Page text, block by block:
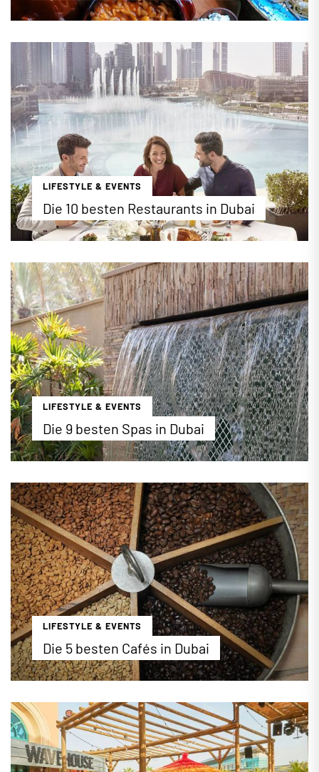
Das Wochenende in Dubai ist fest in der Hand einer
Samstag Mittag öffnen stadtweit die berühmten
All-Inclusive-Buffets.
...mehr erfahren
LIFESTYLE & EVENTS
Die 10 besten Restaurants in Dubai
Die kulinarische Vielfalt in Dubai ist riesig, mit über
dieser Welt in der Stadt vertreten. Wir stellen
Ihnen in unserem DubaiBLOG die 10 besten
Restaurants in Dubai vor.
...mehr erfahren
LIFESTYLE & EVENTS
Die 9 besten Spas in Dubai
In Dubai gibt es viel zu erleben und zu sehen. Um
können, bietet sich ein Tag zum Entspannen im
Spa an. Wo und wie können Sie am besten in Dubai
verwöhnt werden? Die Antworten finden Sie in
unserem DubaiBLOG, wir stellen Ihnen die
schönsten Spas der Stadt vor.
...mehr erfahren
LIFESTYLE & EVENTS
Die 5 besten Cafés in Dubai
Wir haben für Sie herausgefunden, bei welchen
Geschmack kommen! In unserem DubaiBLOG
stellen wir Ihnen 5 exklusive Cafés in der
arabischen Metropole vor.
...mehr erfahren